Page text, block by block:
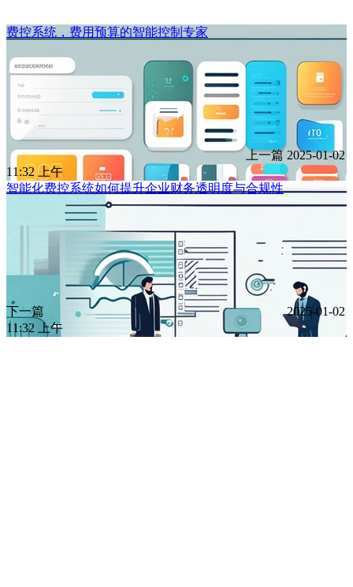
费控系统，费用预算的智能控制专家
上一篇 2025-01-02
11:32 上午
智能化费控系统如何提升企业财务透明度与合规性
下一篇
2025-01-02
11:32 上午